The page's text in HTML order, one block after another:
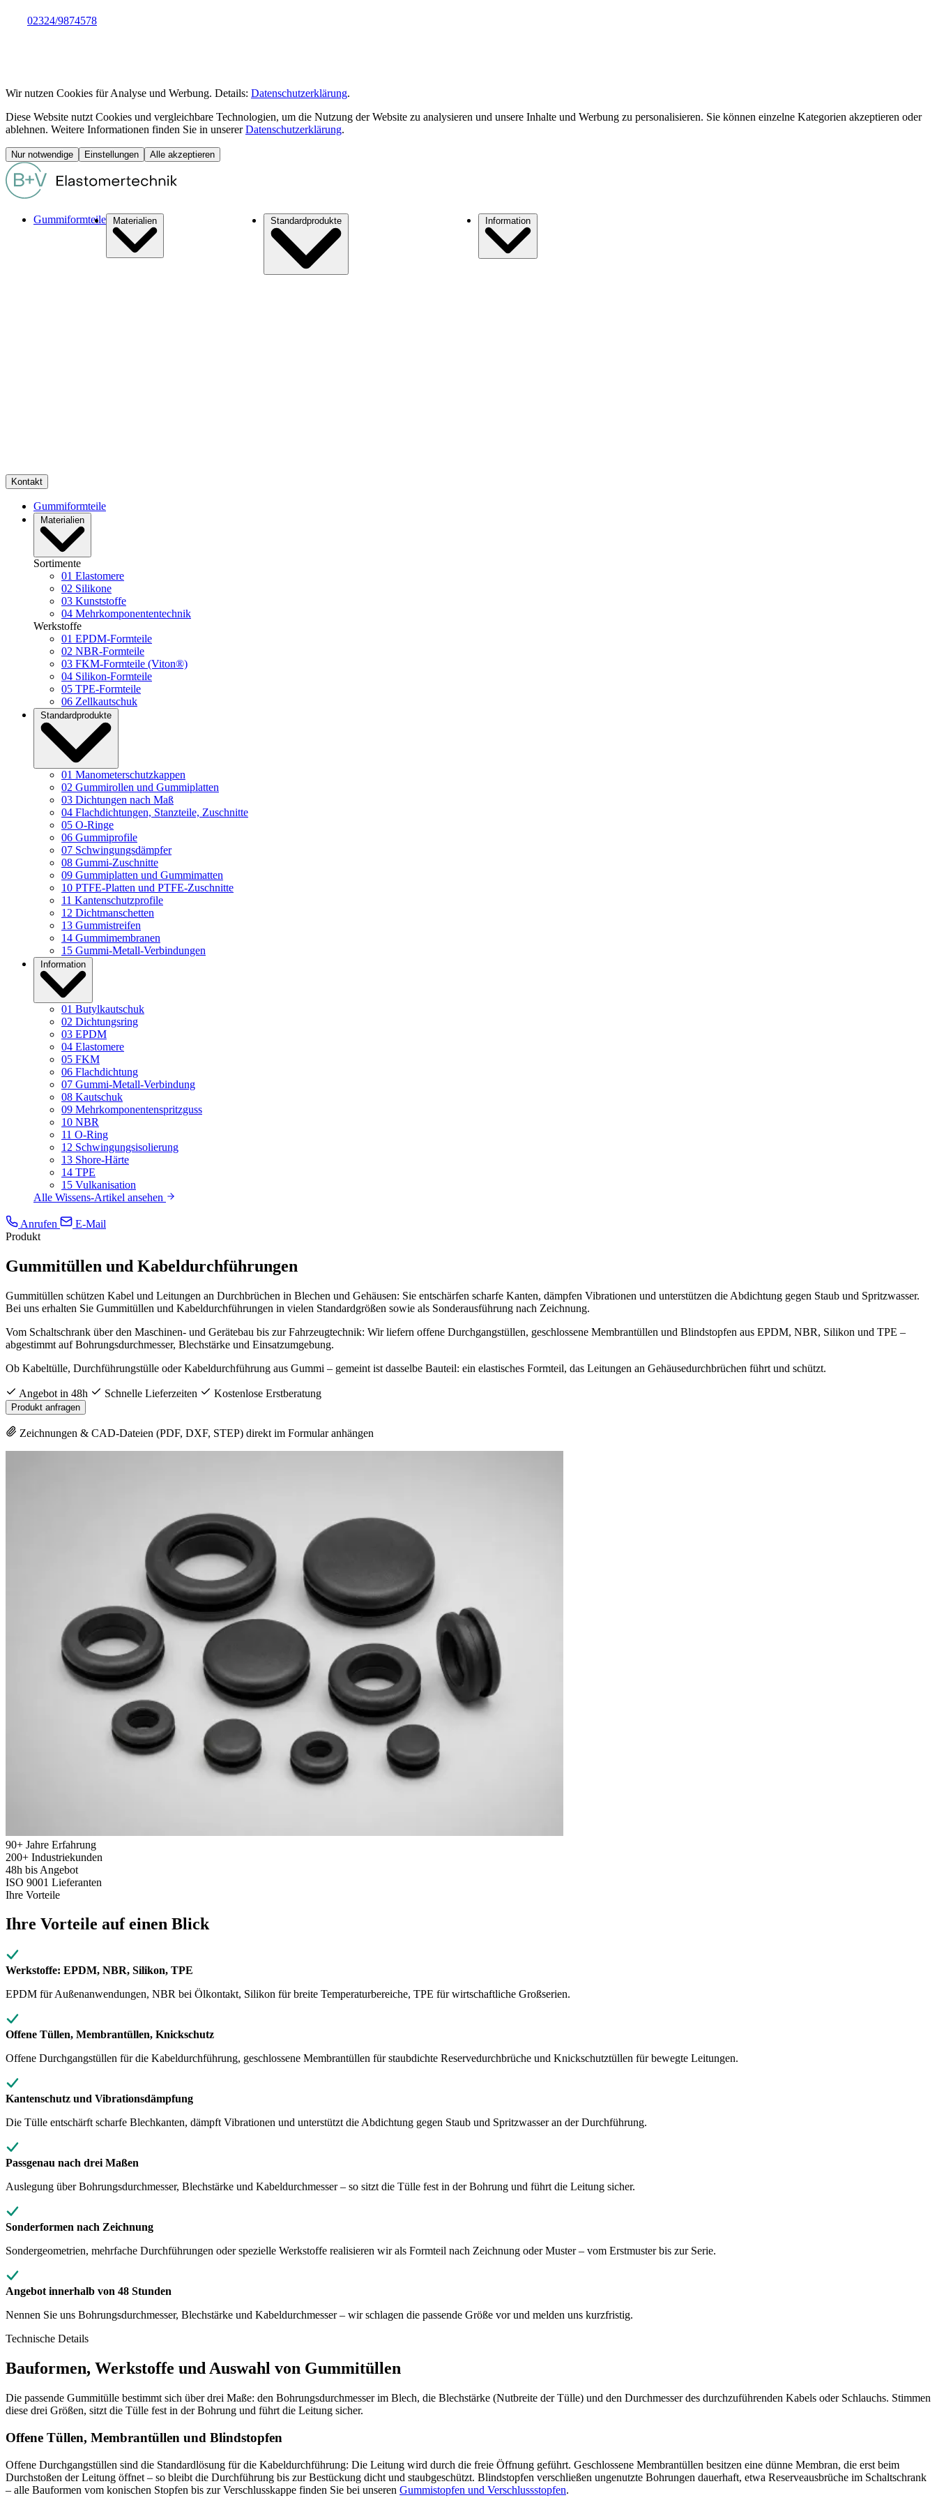
02324/9874578
Wir nutzen Cookies für Analyse und Werbung. Details: Datenschutzerklärung.
Diese Website nutzt Cookies und vergleichbare Technologien, um die Nutzung der Website zu analysieren und unsere Inhalte und Werbung zu personalisieren. Sie können einzelne Kategorien akzeptieren oder
ablehnen. Weitere Informationen finden Sie in unserer Datenschutzerklärung.
Nur notwendige Einstellungen Alle akzeptieren
Gummiformteile
Kontakt
Gummiformteile
Sortimente
01 Elastomere
02 Silikone
03 Kunststoffe
04 Mehrkomponententechnik
Werkstoffe
01 EPDM-Formteile
02 NBR-Formteile
03 FKM-Formteile (Viton®)
04 Silikon-Formteile
05 TPE-Formteile
06 Zellkautschuk
01 Manometerschutzkappen
02 Gummirollen und Gummiplatten
03 Dichtungen nach Maß
04 Flachdichtungen, Stanzteile, Zuschnitte
05 O-Ringe
06 Gummiprofile
07 Schwingungsdämpfer
08 Gummi-Zuschnitte
09 Gummiplatten und Gummimatten
10 PTFE-Platten und PTFE-Zuschnitte
11 Kantenschutzprofile
12 Dichtmanschetten
13 Gummistreifen
14 Gummimembranen
15 Gummi-Metall-Verbindungen
01 Butylkautschuk
02 Dichtungsring
03 EPDM
04 Elastomere
05 FKM
06 Flachdichtung
07 Gummi-Metall-Verbindung
08 Kautschuk
09 Mehrkomponentenspritzguss
10 NBR
11 O-Ring
12 Schwingungsisolierung
13 Shore-Härte
14 TPE
15 Vulkanisation
Alle Wissens-Artikel ansehen
Anrufen
E-Mail
Produkt
Gummitüllen und Kabeldurchführungen
Gummitüllen schützen Kabel und Leitungen an Durchbrüchen in Blechen und Gehäusen: Sie entschärfen scharfe Kanten, dämpfen Vibrationen und unterstützen die Abdichtung gegen Staub und Spritzwasser.
Bei uns erhalten Sie Gummitüllen und Kabeldurchführungen in vielen Standardgrößen sowie als Sonderausführung nach Zeichnung.
Vom Schaltschrank über den Maschinen- und Gerätebau bis zur Fahrzeugtechnik: Wir liefern offene Durchgangstüllen, geschlossene Membrantüllen und Blindstopfen aus EPDM, NBR, Silikon und TPE –
abgestimmt auf Bohrungsdurchmesser, Blechstärke und Einsatzumgebung.
Ob Kabeltülle, Durchführungstülle oder Kabeldurchführung aus Gummi – gemeint ist dasselbe Bauteil: ein elastisches Formteil, das Leitungen an Gehäusedurchbrüchen führt und schützt.
Angebot in 48h Schnelle Lieferzeiten Kostenlose Erstberatung
Produkt anfragen
Zeichnungen & CAD-Dateien (PDF, DXF, STEP) direkt im Formular anhängen
90+ Jahre Erfahrung
200+ Industriekunden
48h bis Angebot
ISO 9001 Lieferanten
Ihre Vorteile
Ihre Vorteile auf einen Blick
Werkstoffe: EPDM, NBR, Silikon, TPE
EPDM für Außenanwendungen, NBR bei Ölkontakt, Silikon für breite Temperaturbereiche, TPE für wirtschaftliche Großserien.
Offene Tüllen, Membrantüllen, Knickschutz
Offene Durchgangstüllen für die Kabeldurchführung, geschlossene Membrantüllen für staubdichte Reservedurchbrüche und Knickschutztüllen für bewegte Leitungen.
Kantenschutz und Vibrationsdämpfung
Die Tülle entschärft scharfe Blechkanten, dämpft Vibrationen und unterstützt die Abdichtung gegen Staub und Spritzwasser an der Durchführung.
Passgenau nach drei Maßen
Auslegung über Bohrungsdurchmesser, Blechstärke und Kabeldurchmesser – so sitzt die Tülle fest in der Bohrung und führt die Leitung sicher.
Sonderformen nach Zeichnung
Sondergeometrien, mehrfache Durchführungen oder spezielle Werkstoffe realisieren wir als Formteil nach Zeichnung oder Muster – vom Erstmuster bis zur Serie.
Angebot innerhalb von 48 Stunden
Nennen Sie uns Bohrungsdurchmesser, Blechstärke und Kabeldurchmesser – wir schlagen die passende Größe vor und melden uns kurzfristig.
Technische Details
Bauformen, Werkstoffe und Auswahl von Gummitüllen
Die passende Gummitülle bestimmt sich über drei Maße: den Bohrungsdurchmesser im Blech, die Blechstärke (Nutbreite der Tülle) und den Durchmesser des durchzuführenden Kabels oder Schlauchs. Stimmen
diese drei Größen, sitzt die Tülle fest in der Bohrung und führt die Leitung sicher.
Offene Tüllen, Membrantüllen und Blindstopfen
Offene Durchgangstüllen sind die Standardlösung für die Kabeldurchführung: Die Leitung wird durch die freie Öffnung geführt. Geschlossene Membrantüllen besitzen eine dünne Membran, die erst beim
Durchstoßen der Leitung öffnet – so bleibt die Durchführung bis zur Bestückung dicht und staubgeschützt. Blindstopfen verschließen ungenutzte Bohrungen dauerhaft, etwa Reserveausbrüche im Schaltschrank
– alle Bauformen vom konischen Stopfen bis zur Verschlusskappe finden Sie bei unseren Gummistopfen und Verschlussstopfen.